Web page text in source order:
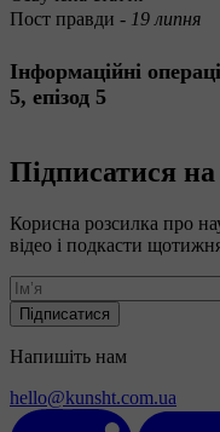
Пост правди - 19 липня
Інформаційні
5, епізод 5
Підписатися
Корисна розсилка про
відео і подкасти
Підписатися
Напишіть нам
hello@kunsht.com.ua